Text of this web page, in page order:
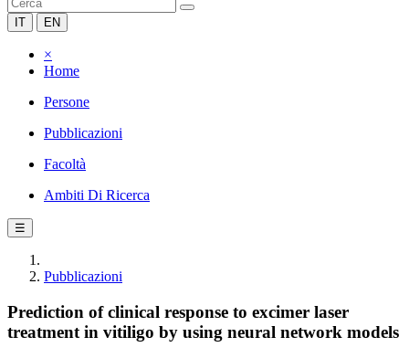
IT EN
×
Home
Persone
Pubblicazioni
Facoltà
Ambiti Di Ricerca
☰
Pubblicazioni
Prediction of clinical response to excimer laser
treatment in vitiligo by using neural network models